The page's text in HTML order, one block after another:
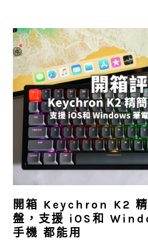
開箱 Keychron K2 精
盤，支援 iOS和
手機 都能用